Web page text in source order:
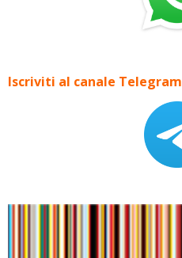
Iscriviti al canale Telegram